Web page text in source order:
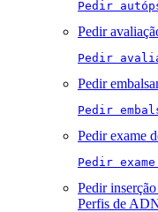
Pedir
Pedir
Pedir
Pedir
Pedir
Pedir exame
Pedir
Pedir
Perfis de